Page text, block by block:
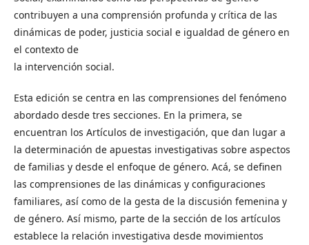
contribuyen a una comprensión profunda y crítica de las
dinámicas de poder, justicia social e igualdad de género en
el contexto de
la intervención social.
Esta edición se centra en las comprensiones del fenómeno
abordado desde tres secciones. En la primera, se
encuentran los Artículos de investigación, que dan lugar a
la determinación de apuestas investigativas sobre aspectos
de familias y desde el enfoque de género. Acá, se definen
las comprensiones de las dinámicas y configuraciones
familiares, así como de la gesta de la discusión femenina y
de género. Así mismo, parte de la sección de los artículos
establece la relación investigativa desde movimientos